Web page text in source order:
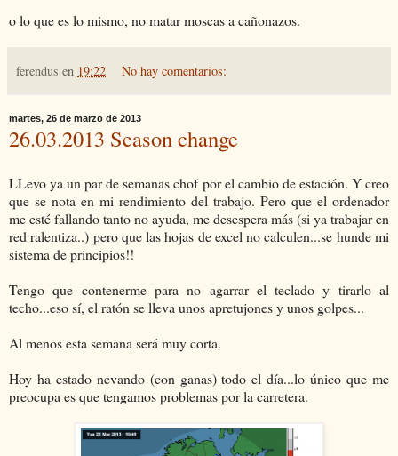
o lo que es lo mismo, no matar moscas a cañonazos.
ferendus en 19:22 No hay comentarios:
martes, 26 de marzo de 2013
26.03.2013 Season change
LLevo ya un par de semanas chof por el cambio de estación. Y creo
que se nota en mi rendimiento del trabajo. Pero que el ordenador
me esté fallando tanto no ayuda, me desespera más (si ya trabajar en
red ralentiza..) pero que las hojas de excel no calculen...se hunde mi
sistema de principios!!
Tengo que contenerme para no agarrar el teclado y tirarlo al
techo...eso sí, el ratón se lleva unos apretujones y unos golpes...
Al menos esta semana será muy corta.
Hoy ha estado nevando (con ganas) todo el día...lo único que me
preocupa es que tengamos problemas por la carretera.